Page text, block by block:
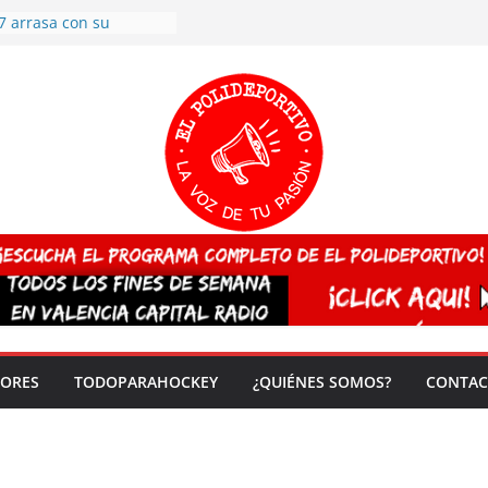
arrasa con su
España sub20
del mundo
vez!
TODOPARAHOCKEY ¿QUIÉNES SOMOS?